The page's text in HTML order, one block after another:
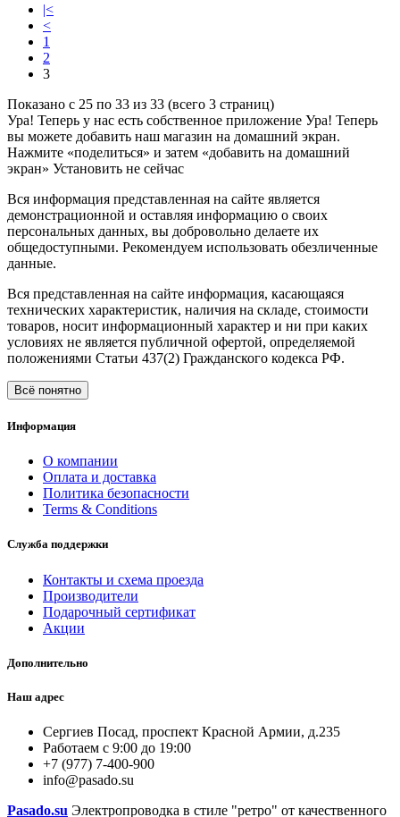
|<
<
1
2
3
Показано с 25 по 33 из 33 (всего 3 страниц)
Ура! Теперь у нас есть собственное приложение Ура! Теперь
вы можете добавить наш магазин на домашний экран.
Нажмите «поделиться» и затем «добавить на домашний
экран» Установить не сейчас
Вся информация представленная на сайте является
демонстрационной и оставляя информацию о своих
персональных данных, вы добровольно делаете их
общедоступными. Рекомендуем использовать обезличенные
данные.
Вся представленная на сайте информация, касающаяся
технических характеристик, наличия на складе, стоимости
товаров, носит информационный характер и ни при каких
условиях не является публичной офертой, определяемой
положениями Статьи 437(2) Гражданского кодекса РФ.
Всё понятно
Информация
О компании
Оплата и доставка
Политика безопасности
Terms & Conditions
Служба поддержки
Контакты и схема проезда
Производители
Подарочный сертификат
Акции
Дополнительно
Наш адрес
Сергиев Посад, проспект Красной Армии, д.235
Работаем с 9:00 до 19:00
+7 (977) 7-400-900
info@pasado.su
Pasado.su Электропроводка в стиле "ретро" от качественного